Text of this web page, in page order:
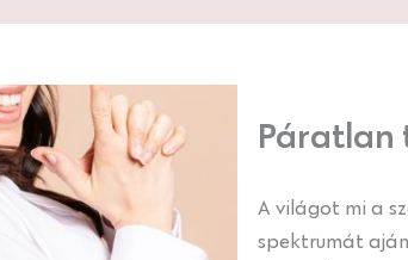
Páratlan
A világot mi a
spektrumát